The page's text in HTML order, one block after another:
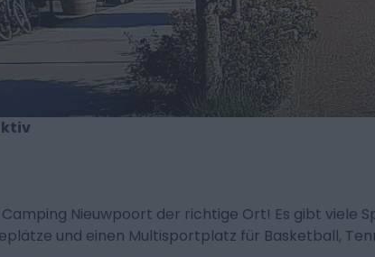
Nieuwpoort der richtige Ort! Es gibt
und einen Multisportplatz für Basketball,